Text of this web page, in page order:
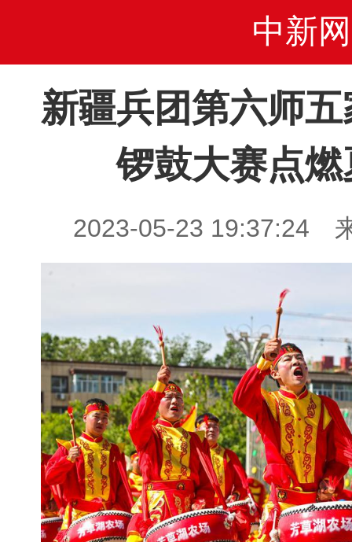
中新网
新疆兵团第六师
锣鼓大赛点
2023-05-23 19:37:24